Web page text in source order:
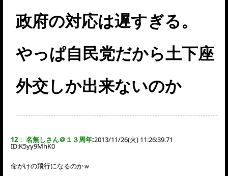
政府の対応は遅すぎる。
やっぱ自民党だから土下座
外交しか出来ないのか
12 ： 名無しさん＠１３周年:2013/11/26(火) 11:26:39.71
ID:K5yy9MhK0
命がけの飛行になるのかｗ